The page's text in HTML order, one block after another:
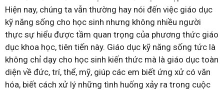
Hiện nay, chúng ta vẫn thường hay nói đến việc giáo dục
kỹ năng sống cho học sinh nhưng không nhiều người
thực sự hiểu được tầm quan trọng của phương thức giáo
dục khoa học, tiên tiến này. Giáo dục kỹ năng sống tức là
không chỉ dạy cho học sinh kiến thức mà là giáo dục toàn
diện về đức, trí, thể, mỹ, giúp các em biết ứng xử có văn
hóa, biết cách xử lý những tình huống xảy ra trong cuộc